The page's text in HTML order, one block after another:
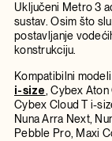
Uključeni Metro 3
sustav. Osim što
postavljanje
konstrukciju.
Kompatibilni
i-size, Cybex Aton
Cybex Cloud T i-
Nuna Arra Next,
Pebble Pro, Maxi